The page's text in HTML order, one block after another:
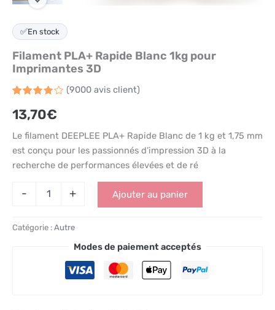
✅En stock
Filament PLA+ Rapide Blanc 1kg pour
Imprimantes 3D
4.1
sur 5
sur
notations
client
(9000avis client)
13,70€
Le filament DEEPLEE PLA+ Rapide Blanc de 1 kg et 1,75 mm
est conçu pour les passionnés d’impression 3D à la
recherche de performances élevées et de ré
- + Ajouter au panier
Catégorie : Autre
Modes de paiement acceptés